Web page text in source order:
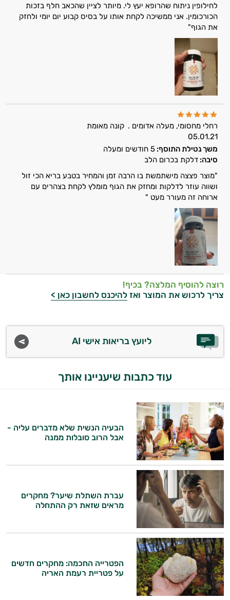
מגנזיום
סידן
פרוביוטיקה
אבץ
תוספים לילדים
רימונים
ג׳ינסנג
ויטמין K
זעפרן
לחילופין ניתוח שהרופא יעץ לי. מיותר לציין שהכאב חלף בזכות
הכורכומין. אני ממשיכה לקחת אותו על בסיס קבוע יום יומי ולחזק
את הגוף"
רחלי מחסומי, מעלה אדומים . קונה מאומת
05.01.21
משך נטילת התוסף: 5 חודשים ומעלה
סיבה: דלקת בכרום הלב
"מוצר פצצה מישתמשת בו הרבה זמן והמחיר בטבע בריא הכי זול
ושווה עוזר לדלקות ומחזק את הגוף מומלץ לקחת בצהרים עם
ארוחה זה מעורר מעט "
רוצה להוסיף המלצה? בכיף!
צריך לרכוש את המוצר ואז להיכנס לחשבון כאן >
ליועץ בריאות אישי AI
עוד כתבות שיעניינו אותך
הבעיה הנשית שלא מדברים עליה -
אבל הרוב סובלות ממנה
עברת השתלת שיער? מחקרים
מראים שזאת רק ההתחלה
הפטרייה החכמה: מחקרים חדשים
על פטריית רעמת האריה